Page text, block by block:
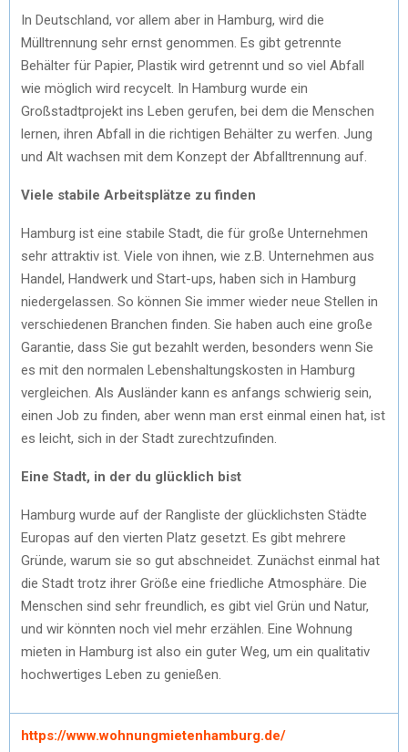
In Deutschland, vor allem aber in Hamburg, wird die
Mülltrennung sehr ernst genommen. Es gibt getrennte
Behälter für Papier, Plastik wird getrennt und so viel Abfall
wie möglich wird recycelt. In Hamburg wurde ein
Großstadtprojekt ins Leben gerufen, bei dem die Menschen
lernen, ihren Abfall in die richtigen Behälter zu werfen. Jung
und Alt wachsen mit dem Konzept der Abfalltrennung auf.
Viele stabile Arbeitsplätze zu finden
Hamburg ist eine stabile Stadt, die für große Unternehmen
sehr attraktiv ist. Viele von ihnen, wie z.B. Unternehmen aus
Handel, Handwerk und Start-ups, haben sich in Hamburg
niedergelassen. So können Sie immer wieder neue Stellen in
verschiedenen Branchen finden. Sie haben auch eine große
Garantie, dass Sie gut bezahlt werden, besonders wenn Sie
es mit den normalen Lebenshaltungskosten in Hamburg
vergleichen. Als Ausländer kann es anfangs schwierig sein,
einen Job zu finden, aber wenn man erst einmal einen hat, ist
es leicht, sich in der Stadt zurechtzufinden.
Eine Stadt, in der du glücklich bist
Hamburg wurde auf der Rangliste der glücklichsten Städte
Europas auf den vierten Platz gesetzt. Es gibt mehrere
Gründe, warum sie so gut abschneidet. Zunächst einmal hat
die Stadt trotz ihrer Größe eine friedliche Atmosphäre. Die
Menschen sind sehr freundlich, es gibt viel Grün und Natur,
und wir könnten noch viel mehr erzählen. Eine Wohnung
mieten in Hamburg ist also ein guter Weg, um ein qualitativ
hochwertiges Leben zu genießen.
https://www.wohnungmietenhamburg.de/